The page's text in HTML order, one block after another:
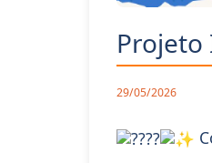
Projeto
29/05/2026